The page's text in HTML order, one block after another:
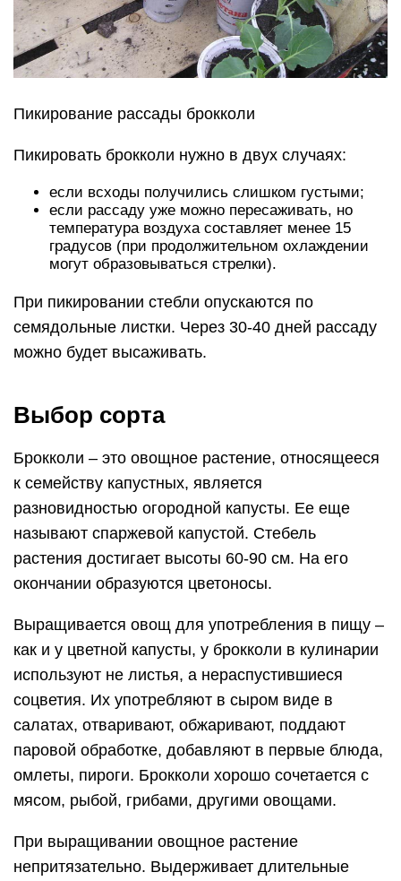
Пикирование рассады брокколи
Пикировать брокколи нужно в двух случаях:
если всходы получились слишком густыми;
если рассаду уже можно пересаживать, но
температура воздуха составляет менее 15
градусов (при продолжительном охлаждении
могут образовываться стрелки).
При пикировании стебли опускаются по
семядольные листки. Через 30-40 дней рассаду
можно будет высаживать.
Выбор сорта
Брокколи – это овощное растение, относящееся
к семейству капустных, является
разновидностью огородной капусты. Ее еще
называют спаржевой капустой. Стебель
растения достигает высоты 60-90 см. На его
окончании образуются цветоносы.
Выращивается овощ для употребления в пищу –
как и у цветной капусты, у брокколи в кулинарии
используют не листья, а нераспустившиеся
соцветия. Их употребляют в сыром виде в
салатах, отваривают, обжаривают, поддают
паровой обработке, добавляют в первые блюда,
омлеты, пироги. Брокколи хорошо сочетается с
мясом, рыбой, грибами, другими овощами.
При выращивании овощное растение
непритязательно. Выдерживает длительные